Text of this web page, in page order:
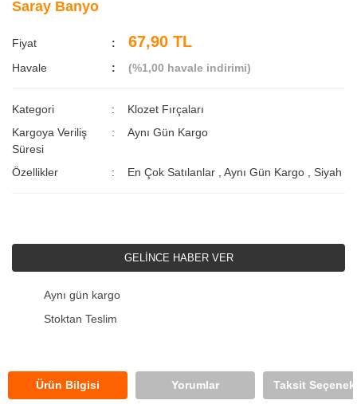
Saray Banyo
Fiyat 67,90 TL
Havale (%1,00 havale indirimi)
Kategori
Klozet Fırçaları
Kargoya Veriliş
Süresi
Aynı Gün Kargo
Özellikler En Çok Satılanlar ,Aynı Gün Kargo ,Siyah
GELİNCE HABER VER
Aynı gün kargo
Stoktan Teslim
Ürün Bilgisi Yorumlar Taksit